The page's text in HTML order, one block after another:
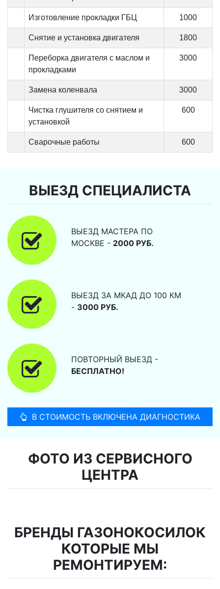
Изготовление прокладки ГБЦ 1000
Снятие и установка двигателя 1800
Переборка двигателя с маслом и
прокладками
3000
Замена коленвала 3000
Чистка глушителя со снятием и
установкой
600
Сварочные работы 600
ВЫЕЗД СПЕЦИАЛИСТА
ВЫЕЗД МАСТЕРА ПО
МОСКВЕ - 2000 РУБ.
ВЫЕЗД ЗА МКАД ДО 100 КМ
- 3000 РУБ.
ПОВТОРНЫЙ ВЫЕЗД -
БЕСПЛАТНО!
В СТОИМОСТЬ ВКЛЮЧЕНА ДИАГНОСТИКА
ФОТО ИЗ СЕРВИСНОГО
ЦЕНТРА
БРЕНДЫ ГАЗОНОКОСИЛОК
КОТОРЫЕ МЫ
РЕМОНТИРУЕМ: